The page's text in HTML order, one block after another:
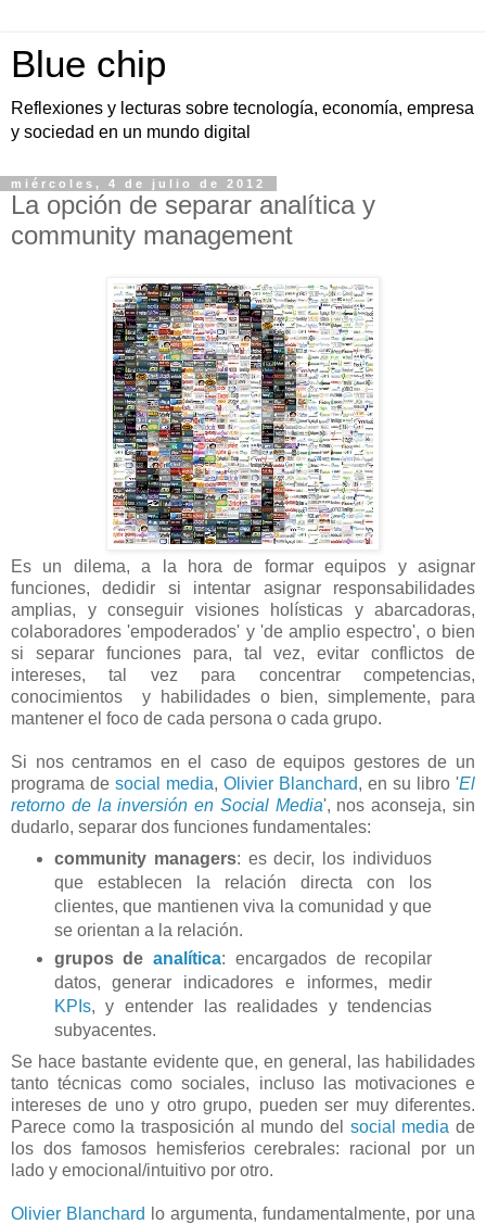
Blue chip
Reflexiones y lecturas sobre tecnología, economía, empresa
y sociedad en un mundo digital
miércoles, 4 de julio de 2012
La opción de separar analítica y
community management
Es un dilema, a la hora de formar equipos y asignar
funciones, dedidir si intentar asignar responsabilidades
amplias, y conseguir visiones holísticas y abarcadoras,
colaboradores 'empoderados' y 'de amplio espectro', o bien
si separar funciones para, tal vez, evitar conflictos de
intereses, tal vez para concentrar competencias,
conocimientos y habilidades o bien, simplemente, para
mantener el foco de cada persona o cada grupo.
Si nos centramos en el caso de equipos gestores de un
programa de social media, Olivier Blanchard, en su libro 'El
retorno de la inversión en Social Media', nos aconseja, sin
dudarlo, separar dos funciones fundamentales:
community managers: es decir, los individuos
que establecen la relación directa con los
clientes, que mantienen viva la comunidad y que
se orientan a la relación.
grupos deanalítica: encargados de recopilar
datos, generar indicadores e informes, medir
KPIs, y entender las realidades y tendencias
subyacentes.
Se hace bastante evidente que, en general, las habilidades
tanto técnicas como sociales, incluso las motivaciones e
intereses de uno y otro grupo, pueden ser muy diferentes.
Parece como la trasposición al mundo del social media de
los dos famosos hemisferios cerebrales: racional por un
lado y emocional/intuitivo por otro.
Olivier Blanchard
lo argumenta, fundamentalmente, por una